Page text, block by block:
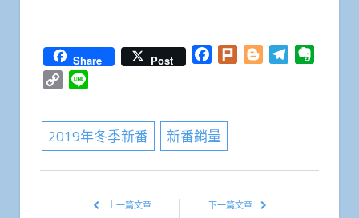
Share Post Facebook
Plurk BloggerTelegram
Copy
2019年冬季新番 新番銷量
上一篇文章 下一篇文章